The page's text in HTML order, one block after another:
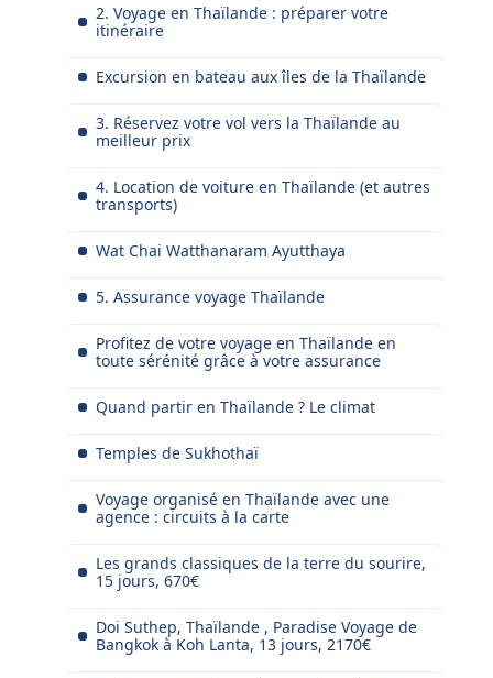
2. Voyage en Thaïlande : préparer votre
itinéraire
Excursion en bateau aux îles de la Thaïlande
3. Réservez votre vol vers la Thaïlande au
meilleur prix
4. Location de voiture en Thaïlande (et autres
transports)
Wat Chai Watthanaram Ayutthaya
5. Assurance voyage Thaïlande
Profitez de votre voyage en Thaïlande en
toute sérénité grâce à votre assurance
Quand partir en Thaïlande ? Le climat
Temples de Sukhothaï
Voyage organisé en Thaïlande avec une
agence : circuits à la carte
Les grands classiques de la terre du sourire,
15 jours, 670€
Doi Suthep, Thaïlande , Paradise Voyage de
Bangkok à Koh Lanta, 13 jours, 2170€